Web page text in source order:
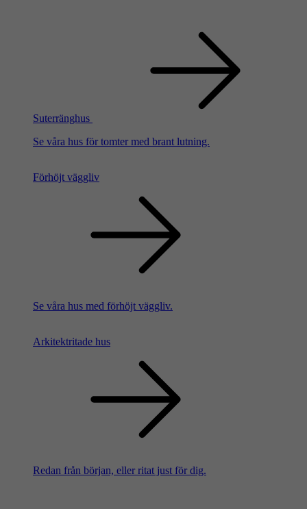
Suterränghus
Se våra hus för tomter med brant lutning.
Förhöjt väggliv
Se våra hus med förhöjt väggliv.
Arkitektritade hus
Redan från början, eller ritat just för dig.